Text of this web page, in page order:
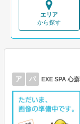
エリア
から探す
ア パ EXE SPA 心